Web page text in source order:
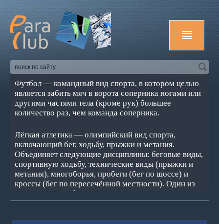
Футбол — командный вид спорта, в котором целью
является забить мяч в ворота соперника ногами или
другими частями тела (кроме рук) большее
количество раз, чем команда соперника.
Лёгкая атлетика — олимпийский вид спорта,
включающий бег, ходьбу, прыжки и метания.
Объединяет следующие дисциплины: беговые виды,
спортивную ходьбу, технические виды (прыжки и
метания), многоборья, пробеги (бег по шоссе) и
кроссы (бег по пересечённой местности). Один из
основных и наиболее массовых видов спорта.